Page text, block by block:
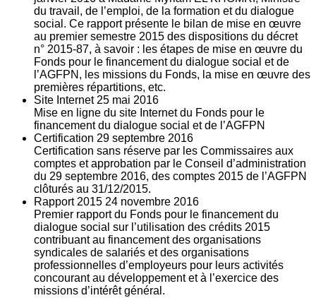
du travail, de l’emploi, de la formation et du dialogue
social. Ce rapport présente le bilan de mise en œuvre
au premier semestre 2015 des dispositions du décret
n° 2015-87, à savoir : les étapes de mise en œuvre du
Fonds pour le financement du dialogue social et de
l’AGFPN, les missions du Fonds, la mise en œuvre des
premières répartitions, etc.
Site Internet 25 mai 2016
Mise en ligne du site Internet du Fonds pour le
financement du dialogue social et de l’AGFPN
Certification 29 septembre 2016
Certification sans réserve par les Commissaires aux
comptes et approbation par le Conseil d’administration
du 29 septembre 2016, des comptes 2015 de l’AGFPN
clôturés au 31/12/2015.
Rapport 2015 24 novembre 2016
Premier rapport du Fonds pour le financement du
dialogue social sur l’utilisation des crédits 2015
contribuant au financement des organisations
syndicales de salariés et des organisations
professionnelles d’employeurs pour leurs activités
concourant au développement et à l’exercice des
missions d’intérêt général.